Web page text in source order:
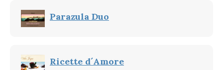
Parazula Duo
Ricette d´Amore